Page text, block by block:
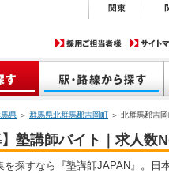
県 ＞ 群馬県北群馬郡吉岡町 ＞ 北群馬郡吉
】塾講師バイト｜求人数
探すなら『塾講師JAPAN』。